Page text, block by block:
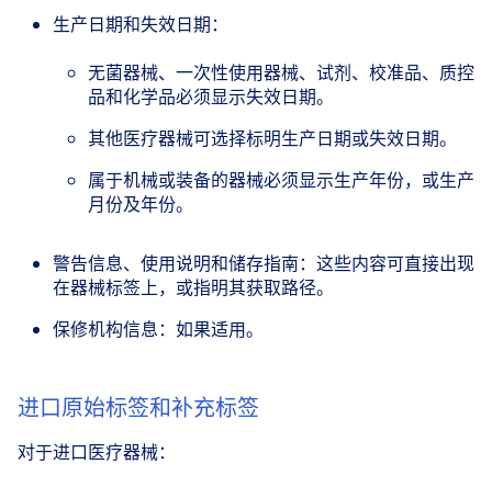
生产日期和失效日期：
无菌器械、一次性使用器械、试剂、校准品、质控
品和化学品必须显示失效日期。
其他医疗器械可选择标明生产日期或失效日期。
属于机械或装备的器械必须显示生产年份，或生产
月份及年份。
警告信息、使用说明和储存指南：这些内容可直接出现
在器械标签上，或指明其获取路径。
保修机构信息：如果适用。
进口原始标签和补充标签
对于进口医疗器械：